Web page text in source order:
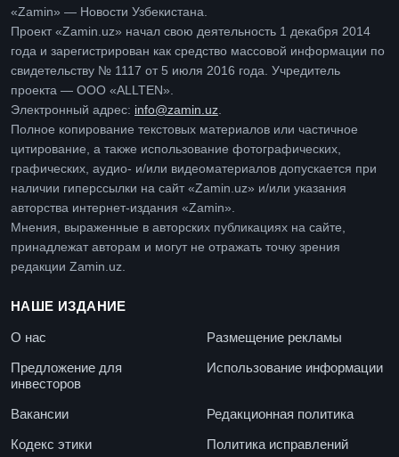
«Zamin» — Новости Узбекистана.
Проект «Zamin.uz» начал свою деятельность 1 декабря 2014
года и зарегистрирован как средство массовой информации по
свидетельству № 1117 от 5 июля 2016 года. Учредитель
проекта — ООО «ALLTEN».
Электронный адрес: info@zamin.uz
Полное копирование текстовых материалов или частичное
цитирование, а также использование фотографических,
графических, аудио- и/или видеоматериалов допускается при
наличии гиперссылки на сайт «Zamin.uz» и/или указания
авторства интернет-издания «Zamin».
Мнения, выраженные в авторских публикациях на сайте,
принадлежат авторам и могут не отражать точку зрения
редакции Zamin.uz.
НАШЕ ИЗДАНИЕ
О нас
Размещение рекламы
Предложение для
инвесторов
Использование информации
Вакансии
Редакционная политика
Кодекс этики
Политика исправлений